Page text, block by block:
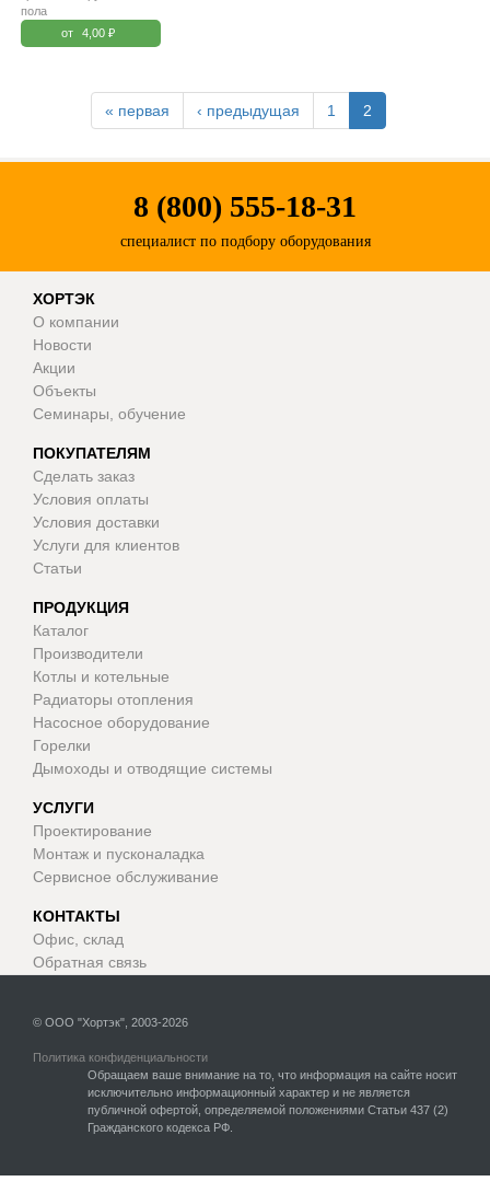
пола
от
4,00 ₽
« первая ‹ предыдущая 1 2
8 (800) 555-18-31
специалист по подбору оборудования
ХОРТЭК
О компании
Новости
Акции
Объекты
Семинары, обучение
ПОКУПАТЕЛЯМ
Сделать заказ
Условия оплаты
Условия доставки
Услуги для клиентов
Статьи
ПРОДУКЦИЯ
Каталог
Производители
Котлы и котельные
Радиаторы отопления
Насосное оборудование
Горелки
Дымоходы и отводящие системы
УСЛУГИ
Проектирование
Монтаж и пусконаладка
Сервисное обслуживание
КОНТАКТЫ
Офис, склад
Обратная связь
© ООО "Хортэк", 2003-2026
Политика конфиденциальности
Обращаем ваше внимание на то, что информация на сайте носит
исключительно информационный характер и не является
публичной офертой, определяемой положениями Статьи 437 (2)
Гражданского кодекса РФ.